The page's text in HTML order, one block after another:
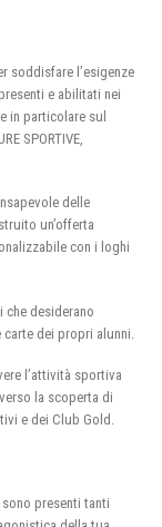
soddisfare l’esigenze
e abilitati nei
in particolare sul
SPORTIVE,
delle
un’offerta
con i loghi
desiderano
dei propri alunni.
l’attività sportiva
la scoperta di
e dei Club Gold.
presenti tanti